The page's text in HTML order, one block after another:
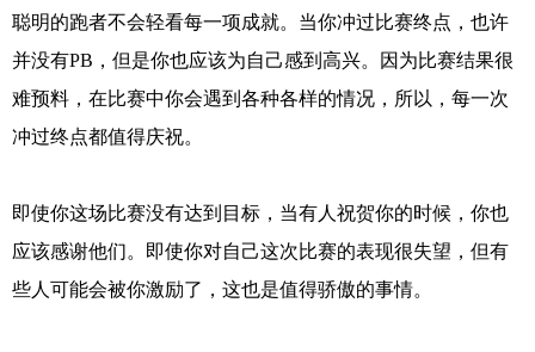
聪明的跑者不会轻看每一项成就。当你冲过比赛终点，也许
并没有PB，但是你也应该为自己感到高兴。因为比赛结果很
难预料，在比赛中你会遇到各种各样的情况，所以，每一次
冲过终点都值得庆祝。
即使你这场比赛没有达到目标，当有人祝贺你的时候，你也
应该感谢他们。即使你对自己这次比赛的表现很失望，但有
些人可能会被你激励了，这也是值得骄傲的事情。